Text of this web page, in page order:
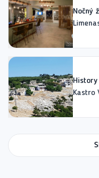
Nočný
History
Kastro